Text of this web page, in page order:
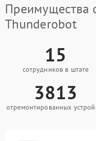
Преимущества
Thunderobot
15
сотрудников в штате
3813
отремонтированных